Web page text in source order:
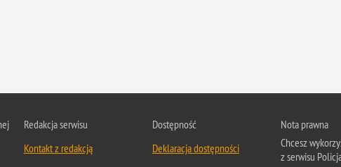
Prawa
Redakcja serwisu
Kontakt z redakcją
Dostępność
Deklaracja dostępności
Nota prawna
Chcesz
z serwisu